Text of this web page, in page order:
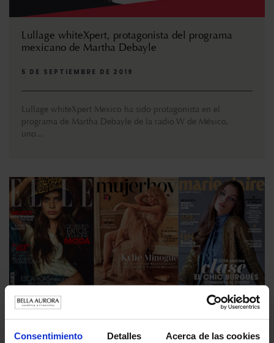
Consentimiento Detalles Acerca de las cookies
Lullage whiteXpert, protagonista del programa
mexicano de Martha Debayle
5 DE SEPTIEMBRE DE 2019
Lullage whiteXpert Mexico ha sido protagonista en el
programa de Martha Debayle de la radio W de México,
uno...
Vitamin inFusion: el secreto para recuperar la piel
tras el verano